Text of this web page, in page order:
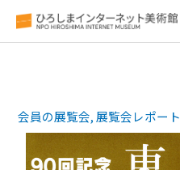
会員の展覧会,展覧会レポート